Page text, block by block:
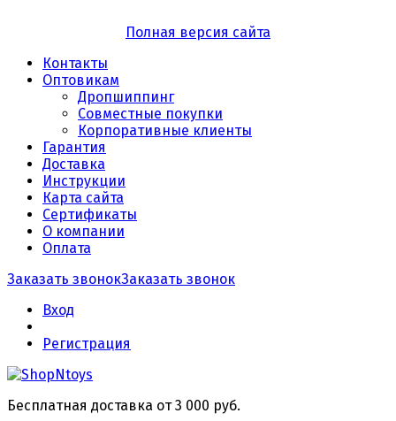
Полная версия сайта
Контакты
Оптовикам
Дропшиппинг
Совместные покупки
Корпоративные клиенты
Гарантия
Доставка
Инструкции
Карта сайта
Сертификаты
О компании
Оплата
Заказать звонокЗаказать звонок
Вход
Регистрация
Бесплатная доставка от 3 000 руб.